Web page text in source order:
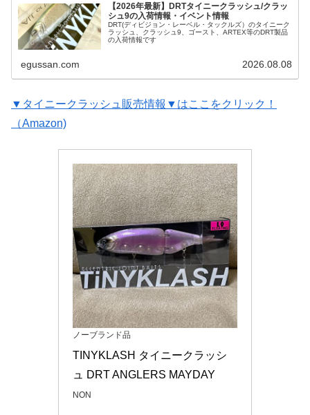
【2026年最新】DRTタイニークラッシュ/クラッ
シュ9の入荷情報・イベント情報
DRT(ディビジョン・レーベル・タックルズ）のタイニーク
ラッシュ、クラッシュ9、ゴースト、ARTEX等のDRT製品
の入荷情報です
egussan.com 2026.08.08
▼タイニークラッシュ販売情報▼はここをクリック！
（Amazon)
ノーブランド品
TINYKLASH タイニークラッシ
ュ DRT ANGLERS MAYDAY
NON